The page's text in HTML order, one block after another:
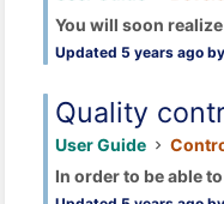
You will soon
Updated 5 years ago
Quality
User Guide
In order to be able